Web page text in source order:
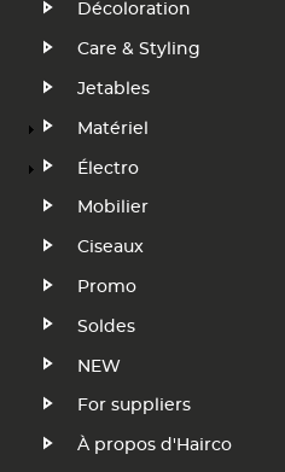
FR
Décoloration
Care & Styling
Jetables
Matériel
Électro
Mobilier
Ciseaux
Promo
Soldes
NEW
Footer
Menu
For suppliers
À propos d'Hairco